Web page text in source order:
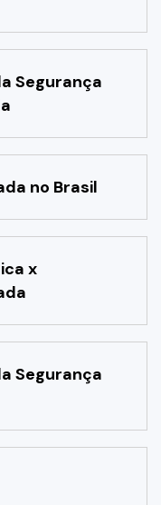
Segurança
no Brasil
x
Segurança